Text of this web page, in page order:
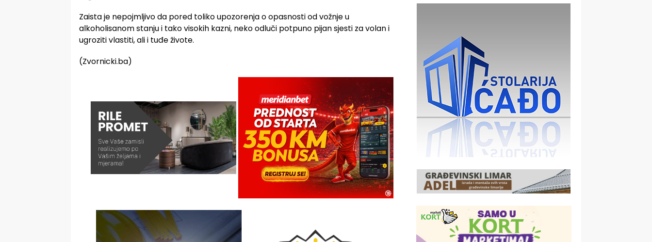
Zaista je nepojmljivo da pored toliko upozorenja o opasnosti od vožnje u
alkoholisanom stanju i tako visokih kazni, neko odluči potpuno pijan sjesti za volan i
ugroziti vlastiti, ali i tuđe živote.
(Zvornicki.ba)